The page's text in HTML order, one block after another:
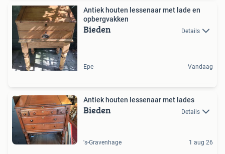
Antiek houten lessenaar met lade en
opbergvakken
Bieden Details
Epe Vandaag
Antiek houten lessenaar met lades
Bieden Details
's-Gravenhage 1 aug 26